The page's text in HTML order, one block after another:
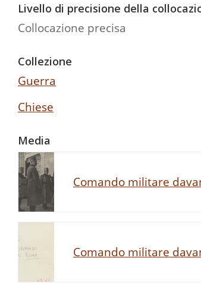
Livello di precisione della
Collocazione precisa
Collezione
Guerra
Chiese
Media
Comando militare
Comando militare